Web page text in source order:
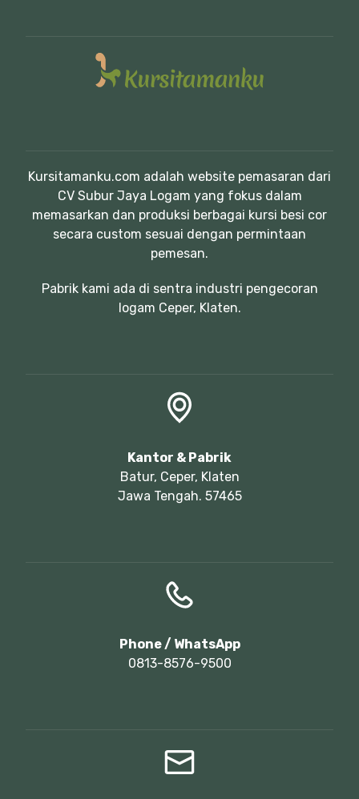
Kursitamanku.com adalah website pemasaran dari
CV Subur Jaya Logam yang fokus dalam
memasarkan dan produksi berbagai kursi besi cor
secara custom sesuai dengan permintaan
pemesan.
Pabrik kami ada di sentra industri pengecoran
logam Ceper, Klaten.
Kantor & Pabrik
Batur, Ceper, Klaten
Jawa Tengah. 57465
Phone / WhatsApp
0813-8576-9500